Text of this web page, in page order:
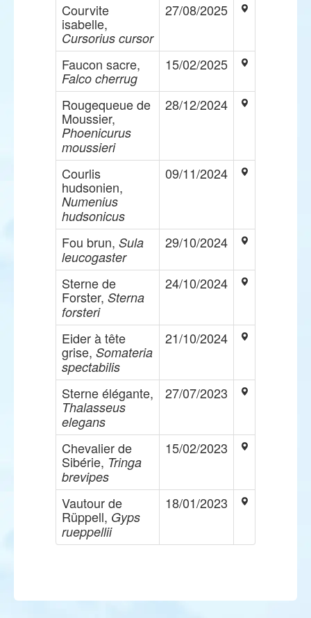
Courvite
isabelle,
Cursorius cursor
27/08/2025
Faucon sacre,
Falco cherrug
15/02/2025
Rougequeue de
Moussier,
Phoenicurus
moussieri
28/12/2024
Courlis
hudsonien,
Numenius
hudsonicus
09/11/2024
Fou brun, Sula
leucogaster
29/10/2024
Sterne de
Forster, Sterna
forsteri
24/10/2024
Eider à tête
grise, Somateria
spectabilis
21/10/2024
Sterne élégante,
Thalasseus
elegans
27/07/2023
Chevalier de
Sibérie, Tringa
brevipes
15/02/2023
Vautour de
Rüppell, Gyps
rueppellii
18/01/2023